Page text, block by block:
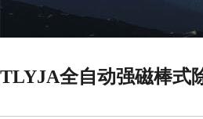
TLYJA全自动强磁棒式